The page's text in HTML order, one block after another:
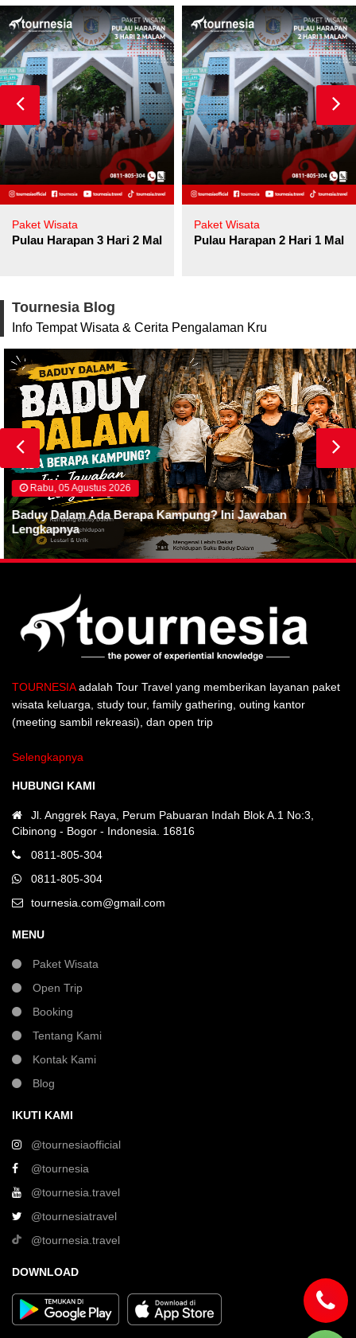
Paket Wisata
Pulau Harapan 3 Hari 2 Malam
Paket Wisata
Pulau Harapan 2 Hari 1
Tournesia Blog
Info Tempat Wisata & Cerita Pengalaman Kru
Rabu, 05 Agustus 2026
Baduy Dalam Ada Berapa Kampung? Ini Jawaban
Lengkapnya
TOURNESIAadalah Tour Travel yang memberikan layanan paket
wisata keluarga, study tour, family gathering, outing kantor
(meeting sambil rekreasi), dan open trip
Selengkapnya
HUBUNGI KAMI
Jl. Anggrek Raya, Perum Pabuaran Indah Blok A.1 No:3,
Cibinong - Bogor - Indonesia. 16816
0811-805-304
0811-805-304
tournesia.com@gmail.com
MENU
Paket Wisata
Open Trip
Booking
Tentang Kami
Kontak Kami
Blog
IKUTI KAMI
@tournesiaofficial
@tournesia
@tournesia.travel
@tournesiatravel
@tournesia.travel
DOWNLOAD